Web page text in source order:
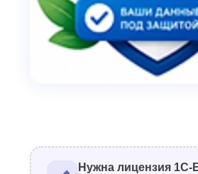
Нужна лицензия 1С-